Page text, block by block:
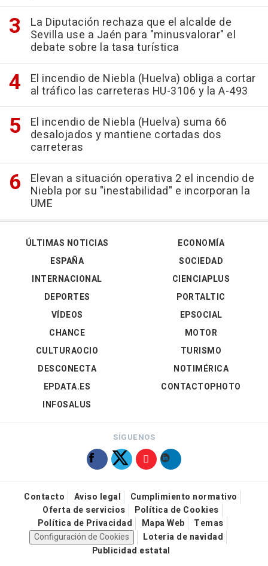
La Diputación rechaza que el alcalde de
Sevilla use a Jaén para "minusvalorar" el
debate sobre la tasa turística
El incendio de Niebla (Huelva) obliga a cortar
al tráfico las carreteras HU-3106 y la A-493
El incendio de Niebla (Huelva) suma 66
desalojados y mantiene cortadas dos
carreteras
Elevan a situación operativa 2 el incendio de
Niebla por su "inestabilidad" e incorporan la
UME
ÚLTIMAS NOTICIAS
ESPAÑA
INTERNACIONAL
DEPORTES
VÍDEOS
ECONOMÍA
SOCIEDAD
CIENCIAPLUS
PORTALTIC
EPSOCIAL
CHANCE
CULTURAOCIO
DESCONECTA
EPDATA.ES
INFOSALUS
MOTOR
TURISMO
NOTIMÉRICA
CONTACTOPHOTO
SÍGUENOS
Contacto Aviso legal
Cumplimiento normativo
Oferta de servicios
Política de Cookies
Política de Privacidad
Mapa Web
Temas
Configuración de Cookies
Loteria de navidad
Publicidad estatal